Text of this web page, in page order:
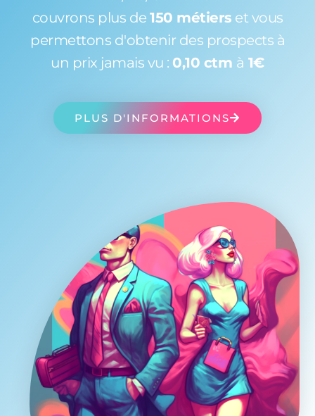
couvrons plus de 150 métiers et vous
permettons d'obtenir des prospects à
un prix jamais vu : 0,10 ctm à 1€
PLUS D'INFORMATIONS